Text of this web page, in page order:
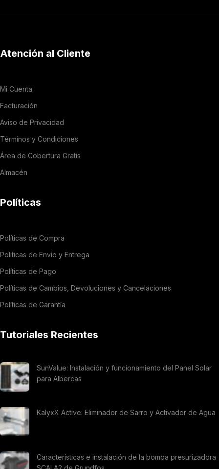
Atención al Cliente
Mi Cuenta
Facturación
Aviso de Privacidad
Términos y Condiciones
Área de Cobertura Gratis
Almacén
Políticas
Políticas de Compra
Politicas de Envio y Entrega
Políticas de Pago
Políticas de Cambios, Devoluciones y Cancelaciones
Políticas de Garantía
Tutoriales Recientes
SunValue: Instalación y funcionamiento del Panel Solar
para Albercas
KalyxX Active: Eliminador de Sarro y Activador de Agua
Características e instalación de la bomba presurizadora